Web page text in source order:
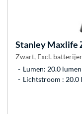
StanleyMaxlife
Zwart, Excl.
Lumen: 20.0 lumen
Lichtstroom : 20.0